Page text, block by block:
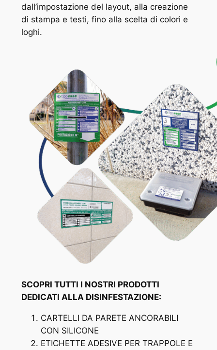
dall’impostazione del layout, alla creazione
di stampa e testi, fino alla scelta di colori e
loghi.
SCOPRI TUTTI I NOSTRI PRODOTTI
DEDICATI ALLA DISINFESTAZIONE:
CARTELLI DA PARETE ANCORABILI
CON SILICONE
ETICHETTE ADESIVE PER TRAPPOLE E